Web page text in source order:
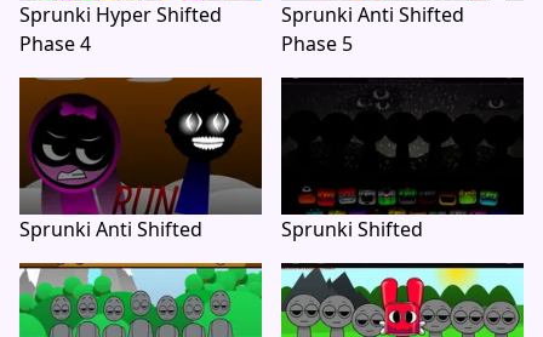
Sprunki Hyper Shifted
Phase 4
Sprunki Anti Shifted
Phase 5
Sprunki Anti Shifted Sprunki Shifted